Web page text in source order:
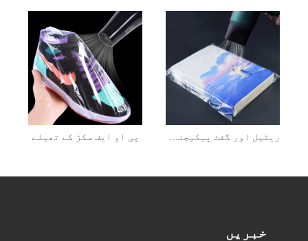
پی او ایف سکڑ کے تھیلے ریٹیل اور گفٹ پیکیجنگ کے لیے حسب ضرورت پیویسی ہیٹ شرنک بیگ
خبریں